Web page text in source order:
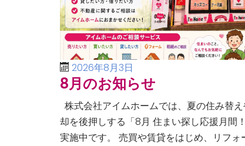
2026年8月3日
8月のお知らせ
株式会社アイムホームでは、夏の住み替
却を後押しする「8月 住まい探し応援月間
実施中です。 売買や賃貸をはじめ、リフォ